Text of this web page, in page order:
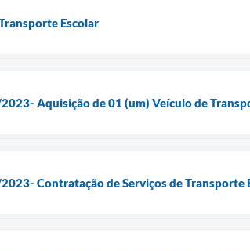
Escolar
Aquisição de 01 (um) Veículo de
Contratação de Serviços de Transporte